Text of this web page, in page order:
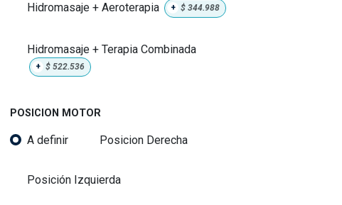
Hidromasaje + Aeroterapia + $ 344.988
Hidromasaje + Terapia Combinada
+ $ 522.536
POSICION MOTOR
A definir Posicion Derecha
Posición Izquierda